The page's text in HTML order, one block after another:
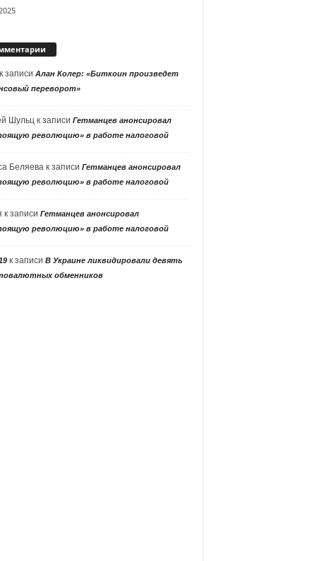
записи Алан Колер: «Биткоин произведет
переворот»
Шульцк записи Гетманцев анонсировал
революцию» в работе налоговой
Беляевак записи Гетманцев анонсировал
революцию» в работе налоговой
к записи Гетманцев анонсировал
революцию» в работе налоговой
к записи В Украине ликвидировали девять
обменников